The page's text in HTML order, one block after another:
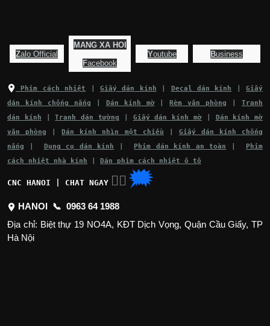
Zalo Official
MANG XA HOI
Facebook
Youtube Business
Phim cách nhiệt Giấy dán kính Decal dán kính |Giấy
dán kính chống nắng
Dán kính mờ |Rèm văn phòng |Tranh
dán kính
Tranh dán tường Giấy dán kính mờ
Dán kính mờ
văn phòng
|Dán kính nhìn một chiều
Giấy dán kính chống
nắng
Dụng cụ dán kính Phim dán kính an toàn
Phim
cách nhiệt nhà kính
Dán phim cách nhiệt ô tô
CNC HANOI | CHAT NGAY 👉🏽 🗯
HANOI 📞 0963 64 1988
Địa chỉ: Biệt thự 19 NO4A, KĐT Dịch Vọng, Quận Cầu Giấy, TP
Hà Nội